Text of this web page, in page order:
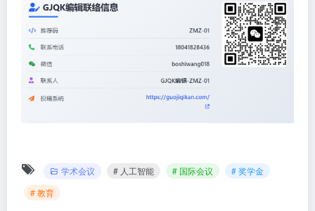
学术会议 # 人工智能 # 国际会议
# 奖学金
# 教育